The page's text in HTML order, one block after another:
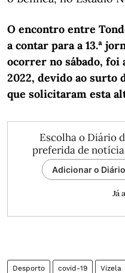
O encontro entre
a contar para a 13.ª
ocorrer no sábado, foi
2022, devido ao surto
que solicitaram esta
Escolha o Diário
preferida de
Adicionar o
Já
Desporto covid-19 Vizela